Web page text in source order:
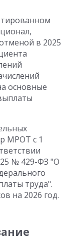
в 2025
основные
МРОТ с 1
№ 429-ФЗ "О
труда".
на 2026 год.